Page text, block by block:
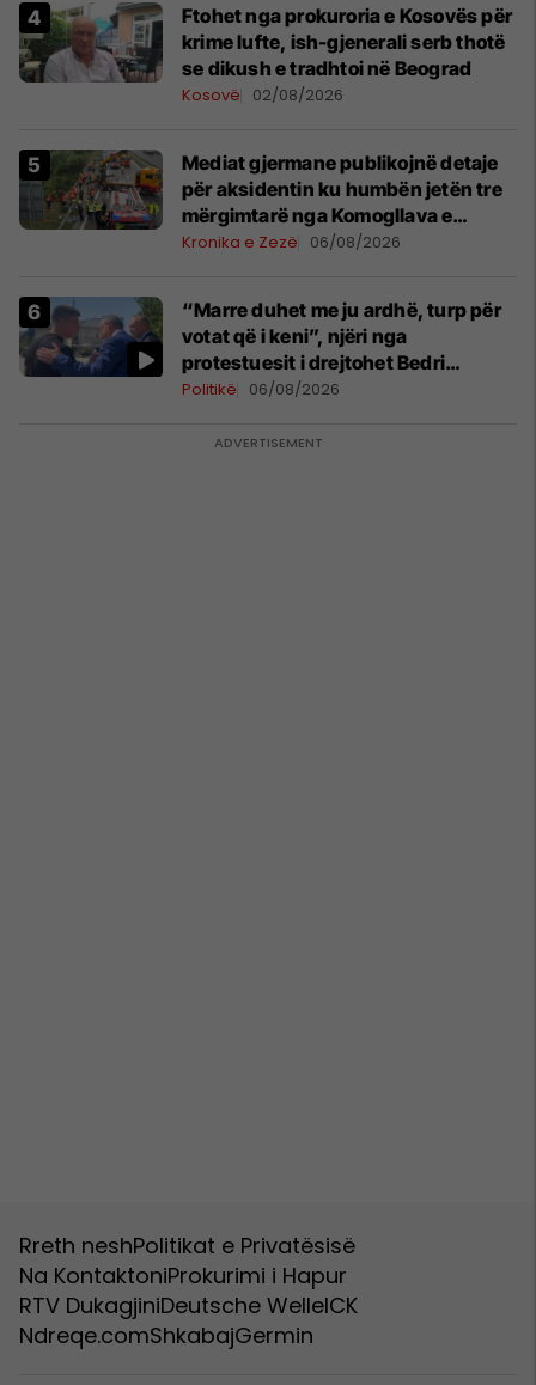
Ftohet nga prokuroria e Kosovës për
krime lufte, ish-gjenerali serb thotë
se dikush e tradhtoi në Beograd
Kosovë 02/08/2026
Mediat gjermane publikojnë detaje
për aksidentin ku humbën jetën tre
mërgimtarë nga Komogllava e
Ferizajt
Kronika e Zezë 06/08/2026
“Marre duhet me ju ardhë, turp për
votat që i keni”, njëri nga
protestuesit i drejtohet Bedri
Hamzës
Politikë 06/08/2026
Rreth neshPolitikat e Privatësisë
Na KontaktoniProkurimi i Hapur
RTV DukagjiniDeutsche WelleICK
Ndreqe.comShkabajGermin